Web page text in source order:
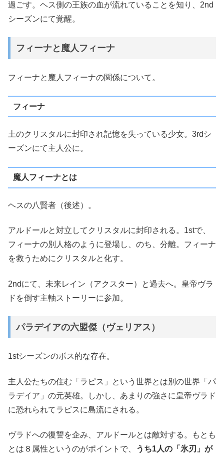
過ごす。ヘス側の王族の血が流れていることを知り、2nd
シーズンにて覚醒。
フィーナと魔人フィーナ
フィーナと魔人フィーナの関係について。
フィーナ
土のクリスタルに封印され記憶を失っている少女。3rdシ
ーズンにて主人公に。
魔人フィーナとは
ヘスの八賢者（後述）。
アルドールと対立してクリスタルに封印される。1stで、
フィーナの別人格のように登場し、のち、分離。フィーナ
を救うためにクリスタルと化す。
2ndにて、未来レイン（アクスター）と過去へ。皇帝ヴラ
ドを倒す主軸ストーリーに参加。
パラデイアの六盟傑（ヴェリアス）
1stシーズンのボス的な存在。
主人公たちの住む「ラピス」という世界とは別の世界「パ
ラデイア」の元英雄。しかし、あまりの強さに皇帝ヴラド
に恐れられてラピスに島流にされる。
ヴラドへの復讐を企み、アルドールとは敵対する。もとも
とは８属性というのがポイントで、
うち1人の「氷刃」が